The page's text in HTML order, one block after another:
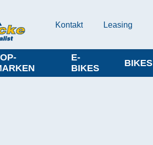
Kontakt Leasing
E-
BIKES
BIKES